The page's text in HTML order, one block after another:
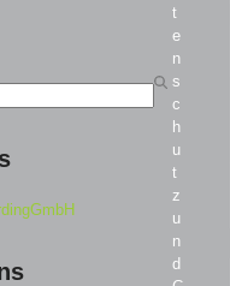
t
e
n
s
c
h
u
t
z
u
n
d